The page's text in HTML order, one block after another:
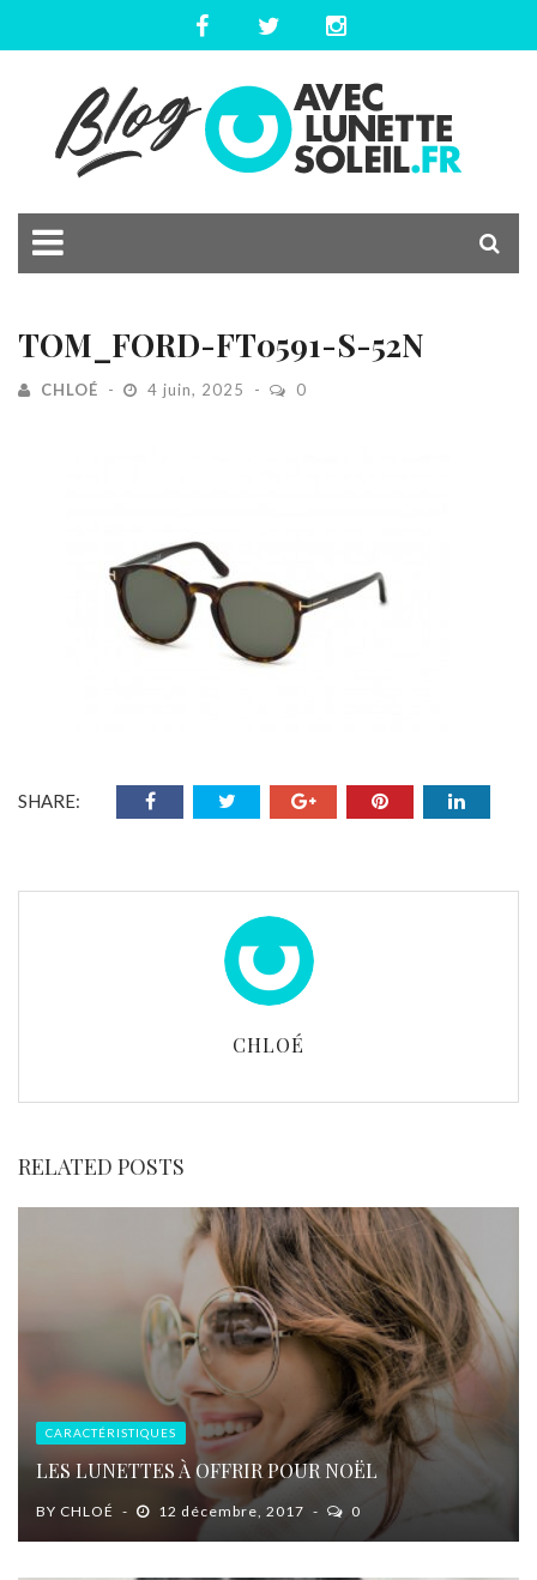
TOM_FORD-FT0591-S-52N
CHLOÉ 4 juin, 2025 0
SHARE:
CHLOÉ
RELATED POSTS
CARACTÉRISTIQUES
LES LUNETTES À OFFRIR POUR NOËL
BY CHLOÉ 12 décembre, 2017 0